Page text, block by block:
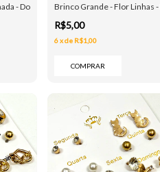
- Dourado e PrataBrinco Grande - Flor Linhas
R$5,00
6 xde R$1,00
COMPRAR